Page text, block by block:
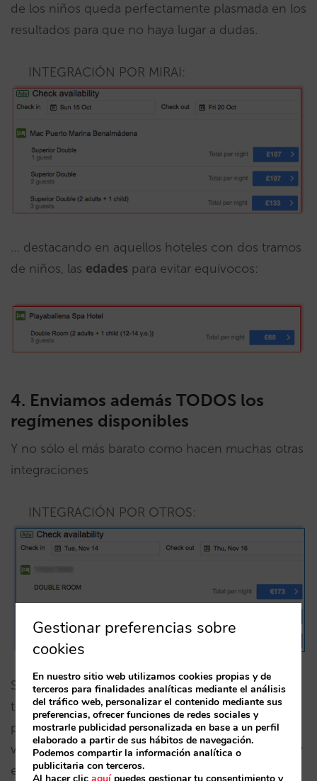
de los niños queda perfectamente plasmada en los
resultados para que no haya lugar a dudas.
INTEGRACIÓN POR MIRAI:
… destacando en aquellos hoteles con dos tramos
de niños, las edades para evitar equívocos:
4. Enviamos además TODOS los
regímenes disponibles
Y no sólo el más barato como hacen muchas otras
integraciones
INTEGRACIÓN POR OTROS:
Sin tus regímenes superiores dejarías de invitar a
tus clientes que reserven desayunos o medias
pensiones. Esto es capital en mercados
vacacionales donde el régimen tiene un peso muy
elevado, aunque también en urbanos donde se
Gestionar preferencias sobre
cookies
En nuestro sitio web utilizamos cookies propias y de
terceros para finalidades analíticas mediante el análisis
del tráfico web, personalizar el contenido mediante sus
preferencias, ofrecer funciones de redes sociales y
mostrarle publicidad personalizada en base a un perfil
elaborado a partir de sus hábitos de navegación.
Podemos compartir la información analítica o
publicitaria con terceros.
Al hacer clicaquípuedes gestionar tu consentimiento y